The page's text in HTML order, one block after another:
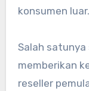
konsumen luar.
Salah satunya
memberikan
reseller